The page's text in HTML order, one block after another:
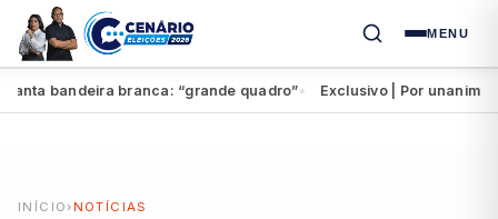
MENU
bandeira branca: “grande quadro”● Exclusivo | Por
INÍCIO ›NOTÍCIAS